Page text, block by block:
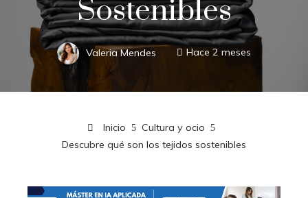
Sostenibles
Valeria Mendes Hace 2 meses
Inicio
Cultura y ocio
Descubre qué son los tejidos sostenibles